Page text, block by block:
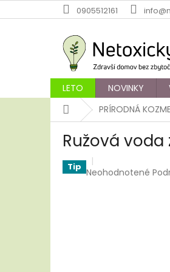
na
0905512161
LETO NOVINKY
DomovPRÍRODNÁ
Ružová
Tip Priemerné
Neohodnotené